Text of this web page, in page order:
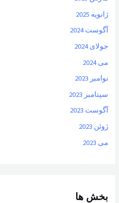
ژانویه 2025
آگوست 2024
جولای 2024
می 2024
نوامبر 2023
سپتامبر 2023
آگوست 2023
ژوئن 2023
می 2023
بخش ها